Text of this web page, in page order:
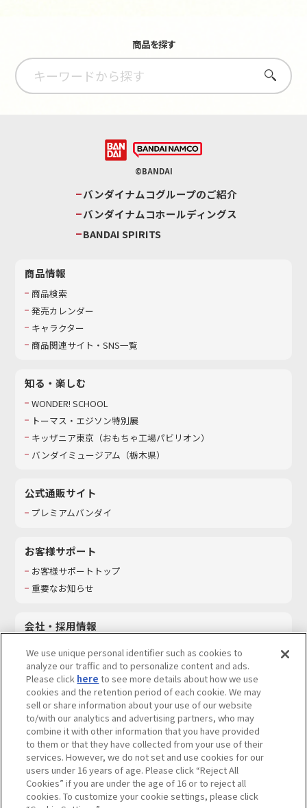
商品を探す
さがす
©BANDAI
バンダイナムコグループのご紹介
バンダイナムコホールディングス
BANDAI SPIRITS
商品情報
商品検索
発売カレンダー
キャラクター
商品関連サイト・SNS一覧
知る・楽しむ
WONDER! SCHOOL
トーマス・エジソン特別展
キッザニア東京（おもちゃ工場パビリオン）​
バンダイミュージアム（栃木県）
公式通販サイト
プレミアムバンダイ
お客様サポート
お客様サポートトップ
重要なお知らせ
会社・採用情報
採用情報
サステナビリティ
お問い合わせ
ウェブサイトご利用条件 ソーシャルメディアポリシー
個人情報及び特定個人情報等の取り扱いに関する保護方針
Do Not Sell or Share My Personal Information著作権・商標について
We use unique personal identifier such as cookies to
analyze our traffic and to personalize content and ads.
Please click here to see more details about how we use
cookies and the retention period of each cookie. We may
sell or share information about your use of our website
to/with our analytics and advertising partners, who may
combine it with other information that you have provided
to them or that they have collected from your use of their
services. However, we do not set and use cookies for our
users under 16 years of age. Please click “Reject All
Cookies” if you are under the age of 16 or to reject all
cookies. To customize your cookie settings, please click